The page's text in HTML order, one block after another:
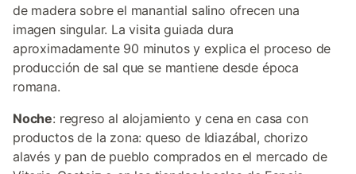
de madera sobre el manantial salino ofrecen una
imagen singular. La visita guiada dura
aproximadamente 90 minutos y explica el proceso de
producción de sal que se mantiene desde época
romana.
Noche: regreso al alojamiento y cena en casa con
productos de la zona: queso de Idiazábal, chorizo
alavés y pan de pueblo comprados en el mercado de